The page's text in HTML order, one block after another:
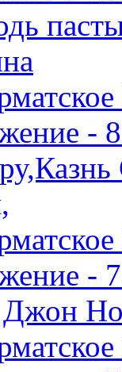
-
-
Джон